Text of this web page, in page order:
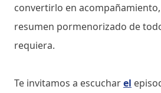
convertirlo en
resumen pormenorizado de
requiera.
Te invitamos a escucharel